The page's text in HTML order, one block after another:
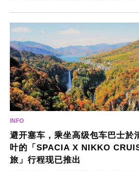
食材的餐厅。让您体验黑川温泉的全新乐趣。
避开塞车，乘坐高级包车巴士於
叶的「SPACIA X NIKKO
旅」行程现已推出